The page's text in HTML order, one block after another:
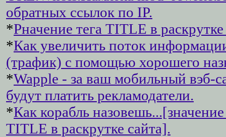
обратных ссылок по IP.
*Pначение тега TITLE в раскрутке
*Как увеличить поток
(трафик) с помощью хорошего
*Wapple - за ваш мобильный вэб-
будут платить рекламодатели.
*Как корабль назовешь...[значение
TITLE в раскрутке сайта].